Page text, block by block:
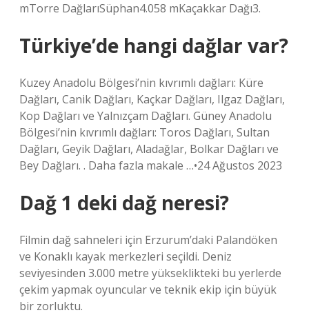
mTorre DağlarıSüphan4.058 mKaçakkar Dağı3.
Türkiye’de hangi dağlar var?
Kuzey Anadolu Bölgesi’nin kıvrımlı dağları: Küre
Dağları, Canik Dağları, Kaçkar Dağları, Ilgaz Dağları,
Kop Dağları ve Yalnızçam Dağları. Güney Anadolu
Bölgesi’nin kıvrımlı dağları: Toros Dağları, Sultan
Dağları, Geyik Dağları, Aladağlar, Bolkar Dağları ve
Bey Dağları. . Daha fazla makale …•24 Ağustos 2023
Dağ 1 deki dağ neresi?
Filmin dağ sahneleri için Erzurum’daki Palandöken
ve Konaklı kayak merkezleri seçildi. Deniz
seviyesinden 3.000 metre yükseklikteki bu yerlerde
çekim yapmak oyuncular ve teknik ekip için büyük
bir zorluktu.